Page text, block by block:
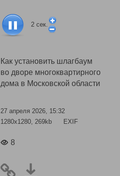
2 сек.
Как установить шлагбаум
во дворе многоквартирного
дома в Московской области
27 апреля 2026, 15:32
1280x1280, 269kb
EXIF
8